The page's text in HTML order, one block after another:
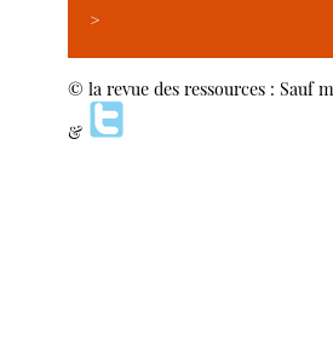
>
© la revue des ressources : Sauf
&